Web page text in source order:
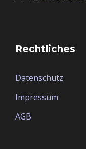
Rechtliches
Datenschutz
Impressum
AGB